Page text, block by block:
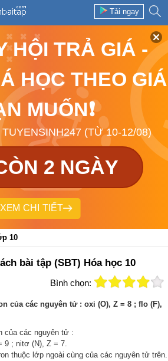
Tải ngay
HỘI TRẢ GIÁ -
HỌC THEO GIÁ
MUỐN❗
(TỪ 10-12/08)
2 NGÀY
XEM CHI TIẾT
10
bài tập (SBT) Hóa học 10
Bình chọn:
của các nguyên tử : oxi (O), Z = 8 ; flo (F),
của các nguyên tử :
9 ; nitơ (N), Z = 7.
thuộc lớp ngoài cùng của các nguyên tử trên.